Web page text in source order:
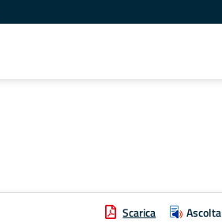
Scarica Ascolta